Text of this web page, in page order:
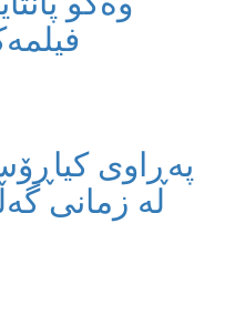
پەڕاوی
لە زمانی